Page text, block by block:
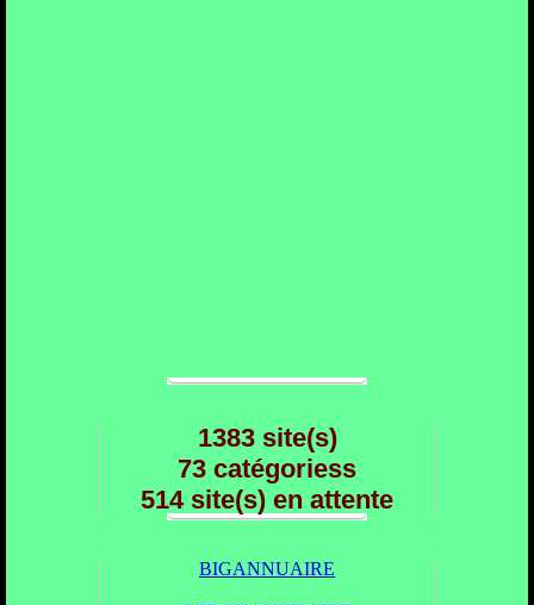
1383 site(s)
73 catégoriess
514 site(s) en attente
BIGANNUAIRE